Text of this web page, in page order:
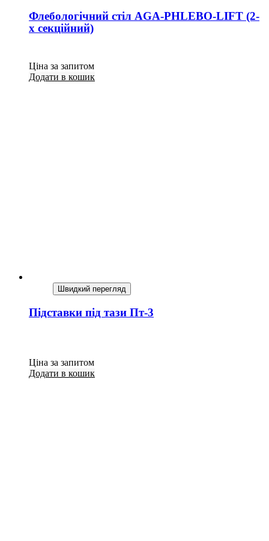
Флебологічний стіл AGA-PHLEBO-LIFT (2-
х секційний)
Ціна за запитом
Додати в кошик
Швидкий перегляд
Підставки під тази Пт-3
Ціна за запитом
Додати в кошик